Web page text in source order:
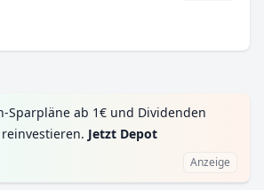
Sparpläne ab 1€ und Dividenden
Jetzt Depot
Anzeige